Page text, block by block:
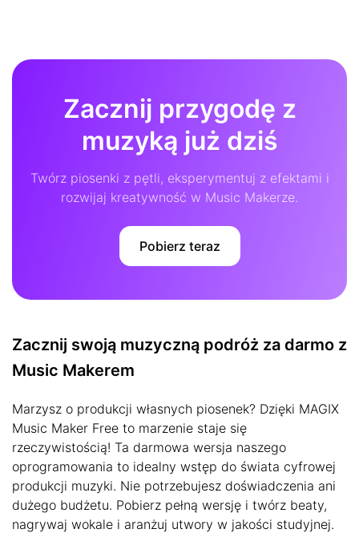
Zacznij przygodę z
muzyką już dziś
Twórz piosenki z pętli, eksperymentuj z efektami i
rozwijaj kreatywność w Music Makerze.
Pobierz teraz
Zacznij swoją muzyczną podróż za darmo z
Music Makerem
Marzysz o produkcji własnych piosenek? Dzięki MAGIX
Music Maker Free to marzenie staje się
rzeczywistością! Ta darmowa wersja naszego
oprogramowania to idealny wstęp do świata cyfrowej
produkcji muzyki. Nie potrzebujesz doświadczenia ani
dużego budżetu. Pobierz pełną wersję i twórz beaty,
nagrywaj wokale i aranżuj utwory w jakości studyjnej.